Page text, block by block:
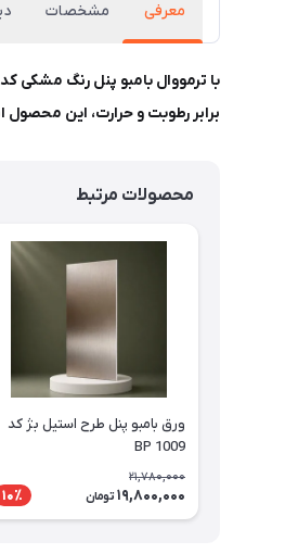
معرفی مشخصات
برابر رطوبت و حرارت، این
محصولات مرتبط
ورق بامبو پنل طرح استیل بژ کد
BP 1009
21,780,000
19,800,000 تومان 10٪